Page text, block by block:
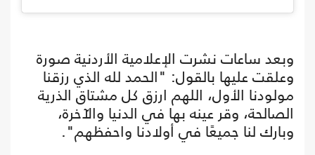
وبعد ساعات نشرت الإعلامية الأردنية صورة
وعلقت عليها بالقول: "الحمد لله الذي رزقنا
مولودنا الأول، اللهم ارزق كل مشتاق الذرية
الصالحة، وقر عينه بها في الدنيا والآخرة،
وبارك لنا جميعًا في أولادنا واحفظهم".